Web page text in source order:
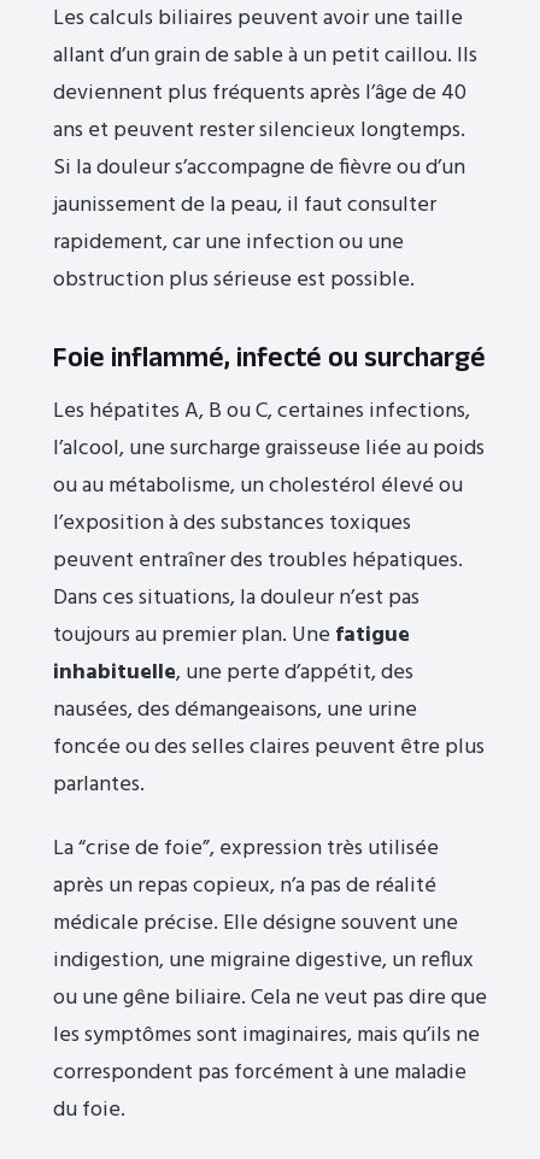
Les calculs biliaires peuvent avoir une taille
allant d’un grain de sable à un petit caillou. Ils
deviennent plus fréquents après l’âge de 40
ans et peuvent rester silencieux longtemps.
Si la douleur s’accompagne de fièvre ou d’un
jaunissement de la peau, il faut consulter
rapidement, car une infection ou une
obstruction plus sérieuse est possible.
Foie inflammé, infecté ou surchargé
Les hépatites A, B ou C, certaines infections,
l’alcool, une surcharge graisseuse liée au poids
ou au métabolisme, un cholestérol élevé ou
l’exposition à des substances toxiques
peuvent entraîner des troubles hépatiques.
Dans ces situations, la douleur n’est pas
toujours au premier plan. Une fatigue
inhabituelle, une perte d’appétit, des
nausées, des démangeaisons, une urine
foncée ou des selles claires peuvent être plus
parlantes.
La “crise de foie”, expression très utilisée
après un repas copieux, n’a pas de réalité
médicale précise. Elle désigne souvent une
indigestion, une migraine digestive, un reflux
ou une gêne biliaire. Cela ne veut pas dire que
les symptômes sont imaginaires, mais qu’ils ne
correspondent pas forcément à une maladie
du foie.